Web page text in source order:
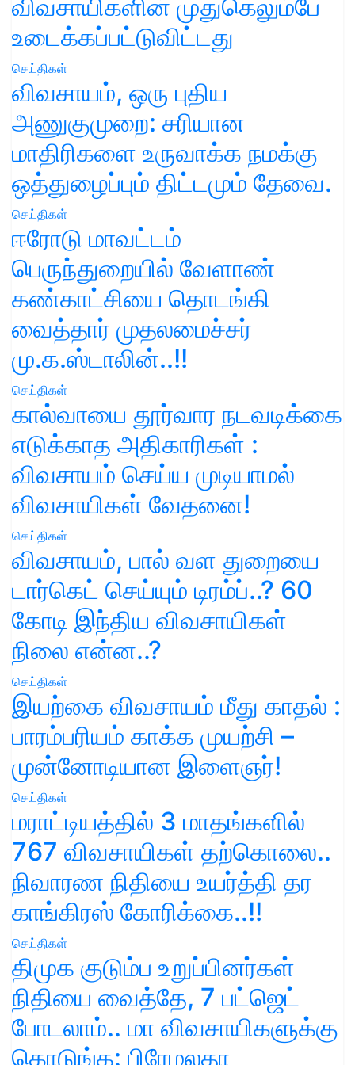
விவசாயிகளின் முதுகெலும்பே
உடைக்கப்பட்டுவிட்டது
செய்திகள்
விவசாயம், ஒரு புதிய
அணுகுமுறை: சரியான
மாதிரிகளை உருவாக்க நமக்கு
ஒத்துழைப்பும் திட்டமும் தேவை.
செய்திகள்
ஈரோடு மாவட்டம்
பெருந்துறையில் வேளாண்
கண்காட்சியை தொடங்கி
வைத்தார் முதலமைச்சர்
மு.க.ஸ்டாலின்..!!
செய்திகள்
கால்வாயை தூர்வார நடவடிக்கை
எடுக்காத அதிகாரிகள் :
விவசாயம் செய்ய முடியாமல்
விவசாயிகள் வேதனை!
செய்திகள்
விவசாயம், பால் வள துறையை
டார்கெட் செய்யும் டிரம்ப்..? 60
கோடி இந்திய விவசாயிகள்
நிலை என்ன..?
செய்திகள்
இயற்கை விவசாயம் மீது காதல் :
பாரம்பரியம் காக்க முயற்சி –
முன்னோடியான இளைஞர்!
செய்திகள்
மராட்டியத்தில் 3 மாதங்களில்
767 விவசாயிகள் தற்கொலை..
நிவாரண நிதியை உயர்த்தி தர
காங்கிரஸ் கோரிக்கை..!!
செய்திகள்
திமுக குடும்ப உறுப்பினர்கள்
நிதியை வைத்தே, 7 பட்ஜெட்
போடலாம்.. மா விவசாயிகளுக்கு
கொடுங்க: பிரேமலதா